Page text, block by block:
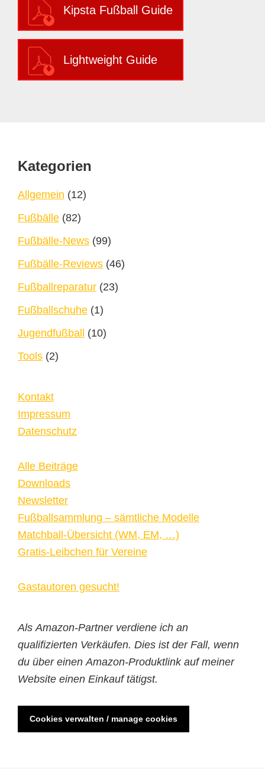
Kipsta Fußball Guide
Lightweight Guide
Footer
Kategorien
Allgemein (12)
Fußbälle (82)
Fußbälle-News (99)
Fußbälle-Reviews (46)
Fußballreparatur (23)
Fußballschuhe (1)
Jugendfußball (10)
Tools (2)
Kontakt
Impressum
Datenschutz
Alle Beiträge
Downloads
Newsletter
Fußballsammlung – sämtliche Modelle
Matchball-Übersicht (WM, EM, …)
Gratis-Leibchen für Vereine
Gastautoren gesucht!
Als Amazon-Partner verdiene ich an
qualifizierten Verkäufen. Dies ist der Fall, wenn
du über einen Amazon-Produktlink auf meiner
Website einen Einkauf tätigst.
Cookies verwalten / manage cookies